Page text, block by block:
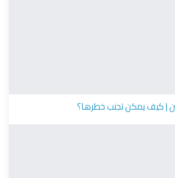
| كيف يمكن تجنب خطرها؟